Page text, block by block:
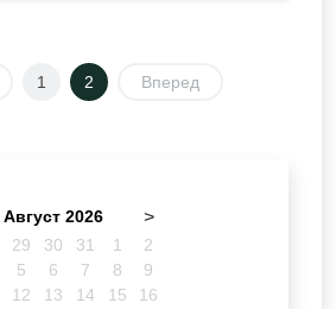
1 2 Вперед
Август 2026 >
29 30 31 1
2
5 6 7 8
9
12 13 14 15
16